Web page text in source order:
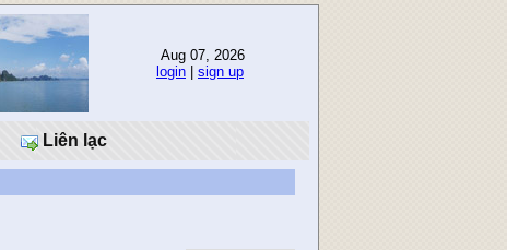
Aug 07, 2026
login
sign up
Liên lạc